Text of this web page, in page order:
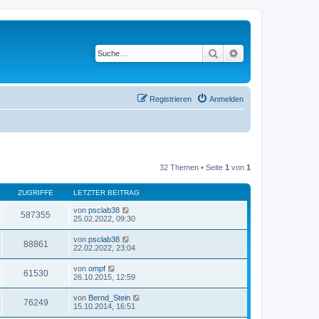
Suche
Anmelden
Registrieren
32 Themen • Seite 1 von 1
ZUGRIFFE LETZTER BEITRAG
587355 von psclab38
25.02.2022, 09:30
88861 von psclab38
22.02.2022, 23:04
61530 von ompf
26.10.2015, 12:59
76249 von Bernd_Stein
15.10.2014, 16:51